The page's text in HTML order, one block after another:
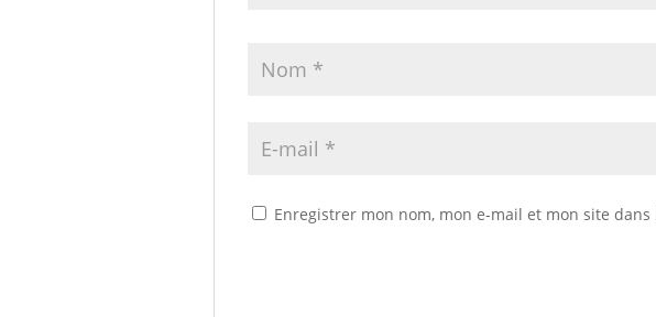
Enregistrer mon nom, mon e-mail et mon site